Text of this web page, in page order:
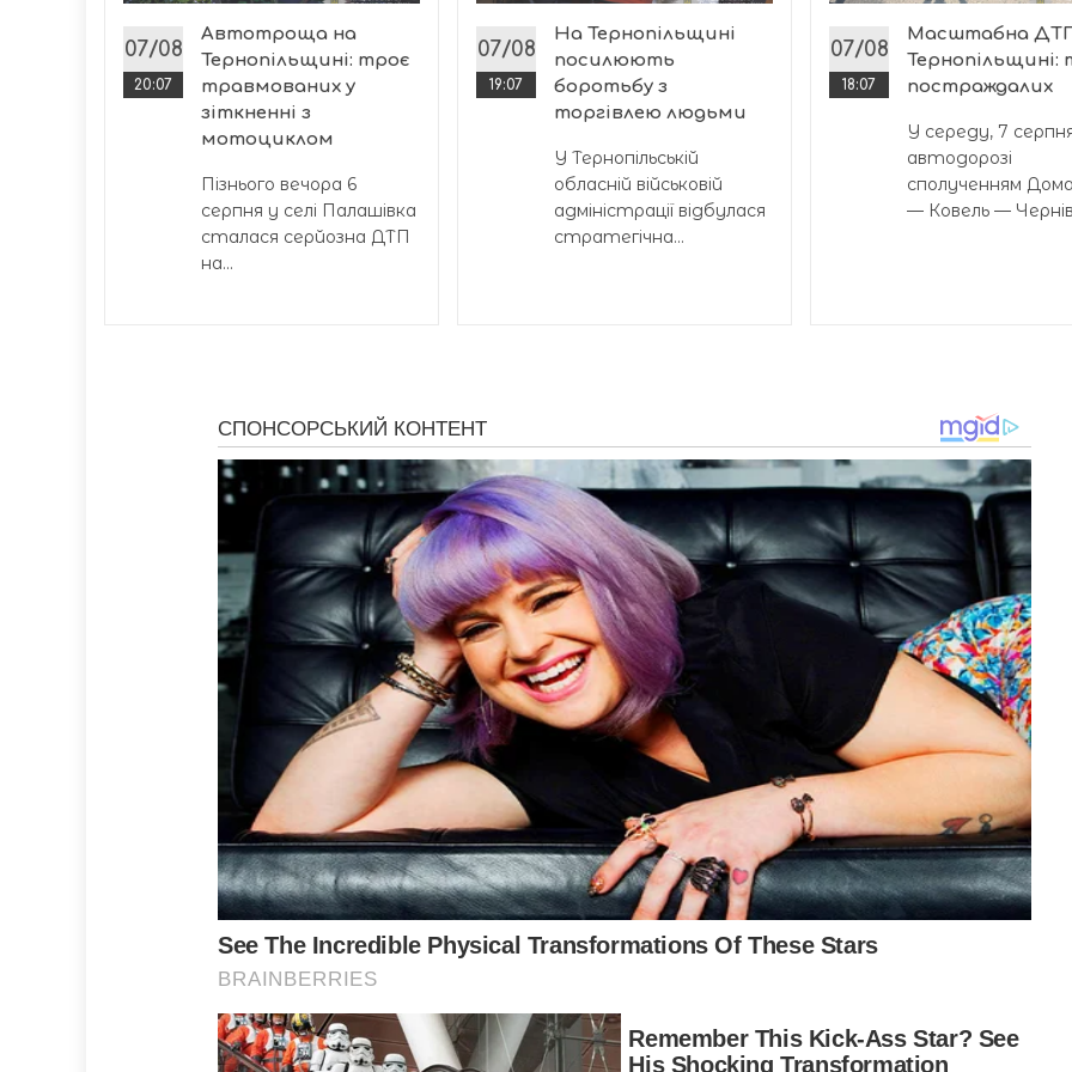
07/08
20:07
Автотроща на
Тернопільщині: троє
травмованих у
зіткненні з
мотоциклом
Пізнього вечора 6
серпня у селі Палашівка
сталася серйозна ДТП
на...
07/08
19:07
На Тернопільщині
посилюють
боротьбу з
торгівлею людьми
У Тернопільській
обласній військовій
адміністрації відбулася
стратегічна...
07/08
18:07
Масштабна
Тернопільщині:
постраждалих
У середу, 7
автодорозі
сполученням
— Ковель —